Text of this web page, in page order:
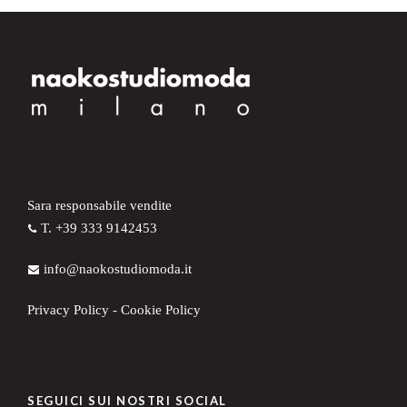
Sara responsabile vendite
T. +39 333 9142453
info@naokostudiomoda.it
Privacy Policy - Cookie Policy
SEGUICI SUI NOSTRI SOCIAL